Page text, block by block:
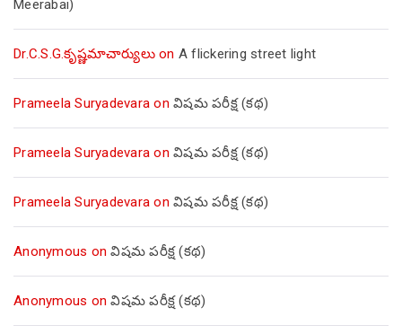
Meerabai)
Dr.C.S.G.కృష్ణమాచార్యులుon A flickering street light
Prameela Suryadevara on విషమ పరీక్ష (క‌థ‌)
Prameela Suryadevara on విషమ పరీక్ష (క‌థ‌)
Prameela Suryadevara on విషమ పరీక్ష (క‌థ‌)
Anonymous onవిషమ పరీక్ష (క‌థ‌)
Anonymous onవిషమ పరీక్ష (క‌థ‌)